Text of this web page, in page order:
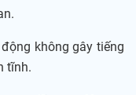
không gây tiếng
tĩnh.